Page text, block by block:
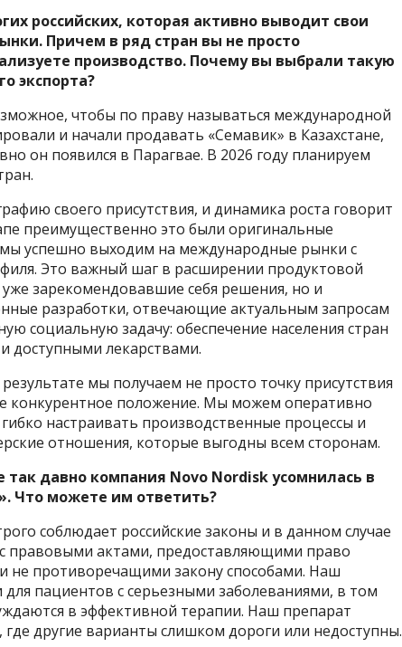
российских, которая активно выводит свои
Причем в ряд стран вы не просто
производство. Почему вы выбрали такую
экспорта?
чтобы по праву называться международной
и начали продавать «Семавик» в Казахстане,
он появился в Парагвае. В 2026 году планируем
своего присутствия, и динамика роста говорит
преимущественно это были оригинальные
успешно выходим на международные рынки с
Это важный шаг в расширении продуктовой
зарекомендовавшие себя решения, но и
разработки, отвечающие актуальным запросам
социальную задачу: обеспечение населения стран
доступными лекарствами.
мы получаем не просто точку присутствия
конкурентное положение. Мы можем оперативно
настраивать производственные процессы и
отношения, которые выгодны всем сторонам.
давно компания Novo Nordisk усомнилась в
Что можете им ответить?
соблюдает российские законы и в данном случае
правовыми актами, предоставляющими право
не противоречащими закону способами. Наш
пациентов с серьезными заболеваниями, в том
в эффективной терапии. Наш препарат
другие варианты слишком дороги или недоступны.